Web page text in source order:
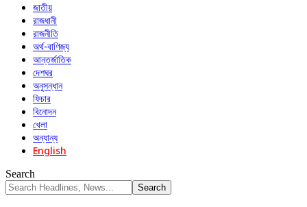
জাতীয়
রাজধানী
রাজনীতি
অর্থ-বাণিজ্য
আন্তর্জাতিক
দেশঘর
অনুসন্ধান
ফিচার
বিনোদন
খেলা
অন্যান্য
English
Search